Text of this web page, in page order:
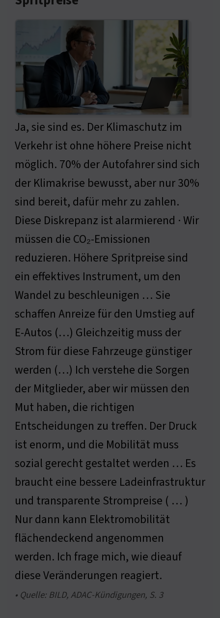
Ja, sie sind es. Der Klimaschutz im
Verkehr ist ohne höhere Preise nicht
möglich. 70% der Autofahrer sind sich
der Klimakrise bewusst, aber nur 30%
sind bereit, dafür mehr zu zahlen.
Diese Diskrepanz ist alarmierend · Wir
müssen die CO₂-Emissionen
reduzieren. Höhere Spritpreise sind
ein effektives Instrument, um den
Wandel zu beschleunigen … Sie
schaffen Anreize für den Umstieg auf
E-Autos (…) Gleichzeitig muss der
Strom für diese Fahrzeuge günstiger
werden (…) Ich verstehe die Sorgen
der Mitglieder, aber wir müssen den
Mut haben, die richtigen
Entscheidungen zu treffen. Der Druck
ist enorm, und die Mobilität muss
sozial gerecht gestaltet werden … Es
braucht eine bessere Ladeinfrastruktur
und transparente Strompreise ( … )
Nur dann kann Elektromobilität
flächendeckend angenommen
werden. Ich frage mich, wie dieauf
diese Veränderungen reagiert.
• Quelle: BILD, ADAC-Kündigungen, S. 3